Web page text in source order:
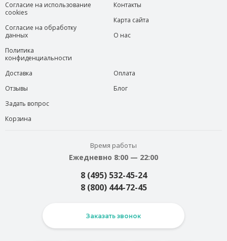
Согласие на использование
cookies
Согласие на обработку
данных
Политика
конфиденциальности
Контакты
Карта сайта
О нас
Доставка
Отзывы
Задать вопрос
Корзина
Оплата
Блог
Время работы
Ежедневно 8:00 — 22:00
8 (495) 532-45-24
8 (800) 444-72-45
Заказать звонок